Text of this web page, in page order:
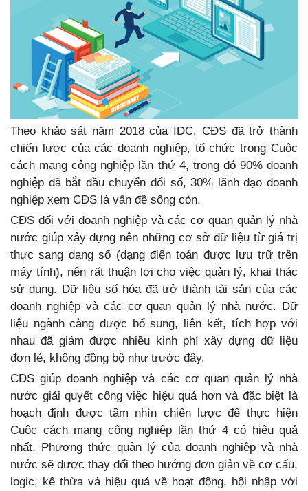
Theo khảo sát năm 2018 của IDC, CĐS đã trở thành
chiến lược của các doanh nghiệp, tổ chức trong Cuộc
cách mạng công nghiệp lần thứ 4, trong đó 90% doanh
nghiệp đã bắt đầu chuyển đổi số, 30% lãnh đạo doanh
nghiệp xem CĐS là vấn đề sống còn.
CĐS đối với doanh nghiệp và các cơ quan quản lý nhà
nước giúp xây dựng nên những cơ sở dữ liệu từ giá trị
thực sang dạng số (dạng điện toán được lưu trữ trên
máy tính), nên rất thuận lợi cho việc quản lý, khai thác
sử dụng. Dữ liệu số hóa đã trở thành tài sản của các
doanh nghiệp và các cơ quan quản lý nhà nước. Dữ
liệu ngành càng được bổ sung, liên kết, tích hợp với
nhau đã giảm được nhiều kinh phí xây dựng dữ liệu
đơn lẻ, không đồng bộ như trước đây.
CĐS giúp doanh nghiệp và các cơ quan quản lý nhà
nước giải quyết công việc hiệu quả hơn và đặc biệt là
hoạch định được tầm nhìn chiến lược để thực hiện
Cuộc cách mạng công nghiệp lần thứ 4 có hiệu quả
nhất. Phương thức quản lý của doanh nghiệp và nhà
nước sẽ được thay đổi theo hướng đơn giản về cơ cấu,
logic, kế thừa và hiệu quả về hoạt động, hội nhập với